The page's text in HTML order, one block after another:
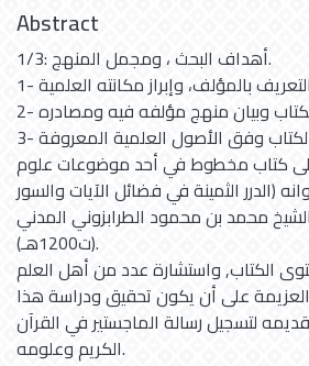
Abstract
1/3: أهداف البحث ، ومجمل المنهج.
1- التعريف بالمؤلف، وإبراز مكانته العلمية.
2- دراسة الكتاب وبيان منهج مؤلفه فيه ومصادره.
3- تحقيق نص الكتاب وفق الأصول العلمية المعروفة.
على كتاب مخطوط في أحد موضوعات علوم
(الدرر الثمينة في فضائل الآيات والسور
محمد بن محمود الطرابزوني المدني
(ت1200هـ).
الكتاب, واستشارة عدد من أهل العلم
على أن يكون تحقيق ودراسة هذا
لتسجيل رسالة الماجستير في القرآن
الكريم وعلومه.